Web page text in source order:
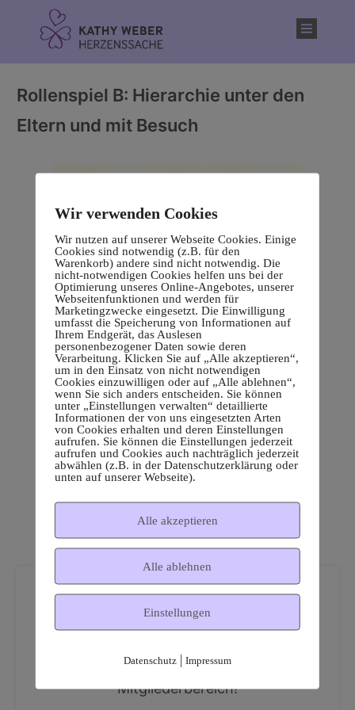
Rollenspiel B: Hierarchie unter den
Eltern und mit Besuch
Dies ist ein geschützter
Mitgliederbereich!
Wir verwenden Cookies
Wir nutzen auf unserer Webseite Cookies. Einige
Cookies sind notwendig (z.B. für den
Warenkorb) andere sind nicht notwendig. Die
nicht-notwendigen Cookies helfen uns bei der
Optimierung unseres Online-Angebotes, unserer
Webseitenfunktionen und werden für
Marketingzwecke eingesetzt. Die Einwilligung
umfasst die Speicherung von Informationen auf
Ihrem Endgerät, das Auslesen
personenbezogener Daten sowie deren
Verarbeitung. Klicken Sie auf „Alle akzeptieren“,
um in den Einsatz von nicht notwendigen
Cookies einzuwilligen oder auf „Alle ablehnen“,
wenn Sie sich anders entscheiden. Sie können
unter „Einstellungen verwalten“ detaillierte
Informationen der von uns eingesetzten Arten
von Cookies erhalten und deren Einstellungen
aufrufen. Sie können die Einstellungen jederzeit
aufrufen und Cookies auch nachträglich jederzeit
abwählen (z.B. in der Datenschutzerklärung oder
unten auf unserer Webseite).
Alle akzeptieren
Alle ablehnen
Einstellungen
Datenschutz| Impressum